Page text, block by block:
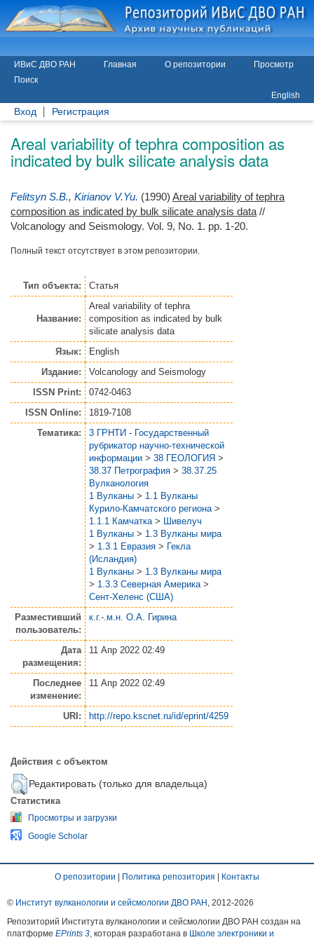
ИВиС ДВО РАН Главная О репозитории
Просмотр
Поиск
English
Вход Регистрация
Areal variability of tephra composition as
indicated by bulk silicate analysis data
Felitsyn S.B., Kirianov V.Yu. (1990) Areal variability of tephra
composition as indicated by bulk silicate analysis data //
Volcanology and Seismology. Vol. 9, No. 1. pp. 1-20.
Полный текст отсутствует в этом репозитории.
Тип объекта: Статья
Название:
Areal variability of tephra
composition as indicated by bulk
silicate analysis data
Язык:
English
Издание:
Volcanology and Seismology
ISSN Print:
0742-0463
ISSN Online:
1819-7108
Тематика:
3 ГРНТИ - Государственный
рубрикатор научно-технической
информации > 38 ГЕОЛОГИЯ >
38.37 Петрография > 38.37.25
Вулканология
1 Вулканы > 1.1 Вулканы
Курило-Камчатского региона >
1.1.1 Камчатка > Шивелуч
1 Вулканы > 1.3 Вулканы мира
> 1.3.1 Евразия > Гекла
(Исландия)
1 Вулканы > 1.3 Вулканы мира
> 1.3.3 Северная Америка >
Сент-Хеленс (США)
Разместивший
пользователь:
к.г.-.м.н. О.А. Гирина
Дата
размещения:
11 Апр 2022 02:49
Последнее
изменение:
11 Апр 2022 02:49
URI: http://repo.kscnet.ru/id/eprint/4259
Действия с объектом
Редактировать (только для владельца)
Статистика
Просмотры и загрузки
Google Scholar
О репозитории | Политика репозитория | Контакты
© Институт вулканологии и сейсмологии ДВО РАН , 2012-2026
Репозиторий Института вулканологии и сейсмологии ДВО РАН создан на
платформе EPrints 3 , которая разработана в Школе электроники и